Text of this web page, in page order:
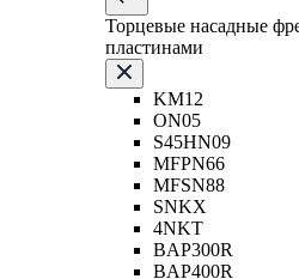
Торцевые насадные
пластинами
KM12
ON05
S45HN09
MFPN66
MFSN88
SNKX
4NKT
BAP300R
BAP400R